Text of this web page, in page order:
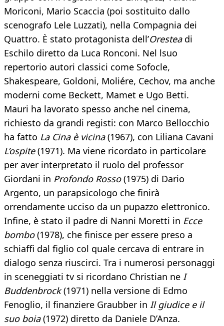
Moriconi, Mario Scaccia (poi sostituito dallo
scenografo Lele Luzzati), nella Compagnia dei
Quattro. È stato protagonista dell’Oresteadi
Eschilo diretto da Luca Ronconi. Nel lsuo
repertorio autori classici come Sofocle,
Shakespeare, Goldoni, Moliére, Cechov, ma anche
moderni come Beckett, Mamet e Ugo Betti.
Mauri ha lavorato spesso anche nel cinema,
richiesto da grandi registi: con Marco Bellocchio
ha fatto La Cina è vicina(1967), con Liliana Cavani
L’ospite(1971). Ma viene ricordato in particolare
per aver interpretato il ruolo del professor
Giordani in Profondo Rosso(1975) di Dario
Argento, un parapsicologo che finirà
orrendamente ucciso da un pupazzo elettronico.
Infine, è stato il padre di Nanni Moretti in Ecce
bombo(1978), che finisce per essere preso a
schiaffi dal figlio col quale cercava di entrare in
dialogo senza riuscirci. Tra i numerosi personaggi
in sceneggiati tv si ricordano Christian ne I
Buddenbrock(1971) nella versione di Edmo
Fenoglio, il finanziere Graubber in Il giudice e il
suo boia(1972) diretto da Daniele D’Anza.